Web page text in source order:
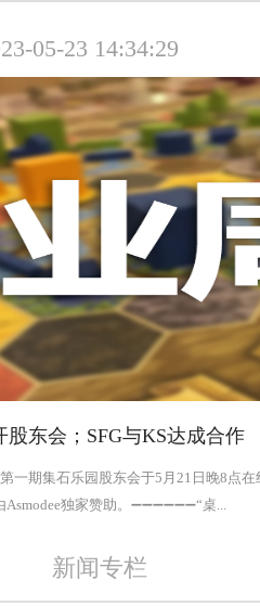
05-23 14:34:29
股东会；SFG与KS达成合作
一期集石乐园股东会于5月21日晚8点
独家赞助。➖➖➖➖➖➖“桌...
新闻专栏